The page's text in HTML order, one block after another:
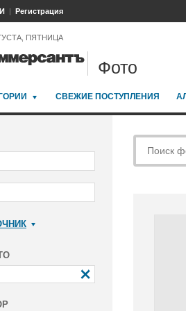
Регистрация
ПЯТНИЦА
Фото
СВЕЖИЕ ПОСТУПЛЕНИЯ